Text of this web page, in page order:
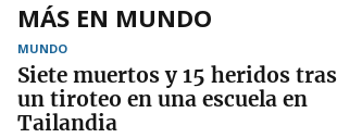
MÁS EN MUNDO
MUNDO
Siete muertos y 15 heridos tras
un tiroteo en una escuela en
Tailandia